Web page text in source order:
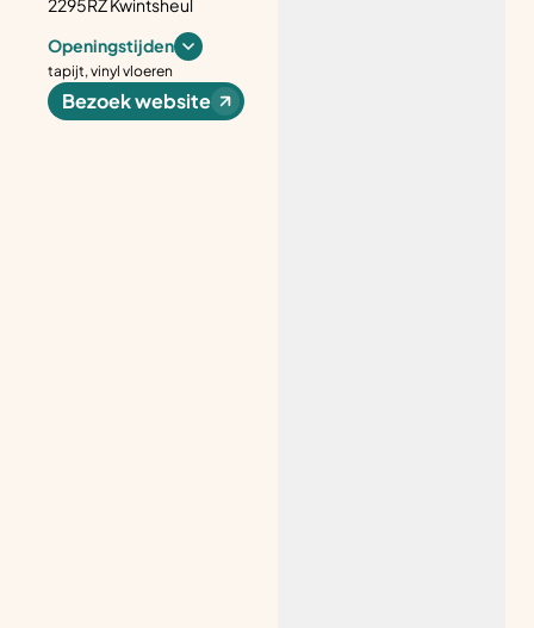
2295RZ Kwintsheul
Openingstijden
tapijt, vinyl vloeren
Bezoek website